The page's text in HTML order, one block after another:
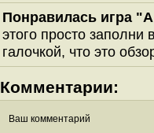
Понравилась игра
этого просто заполни
галочкой, что это
Комментарии:
Ваш комментарий